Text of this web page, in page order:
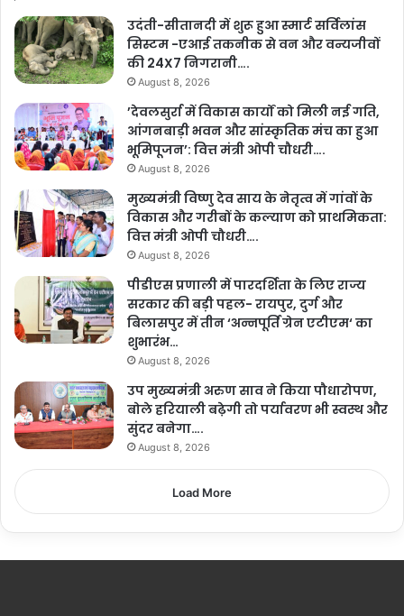
उदंती-सीतानदी में शुरू हुआ स्मार्ट सर्विलांस
सिस्टम -एआई तकनीक से वन और वन्यजीवों
की 24X7 निगरानी….
August 8, 2026
’देवलसुर्रा में विकास कार्यों को मिली नई गति,
आंगनबाड़ी भवन और सांस्कृतिक मंच का हुआ
भूमिपूजन’: वित्त मंत्री ओपी चौधरी….
August 8, 2026
मुख्यमंत्री विष्णु देव साय के नेतृत्व में गांवों के
विकास और गरीबों के कल्याण को प्राथमिकता:
वित्त मंत्री ओपी चौधरी….
August 8, 2026
पीडीएस प्रणाली में पारदर्शिता के लिए राज्य
सरकार की बड़ी पहल- रायपुर, दुर्ग और
बिलासपुर में तीन ‘अन्नपूर्ति ग्रेन एटीएम‘ का
शुभारंभ…
August 8, 2026
उप मुख्यमंत्री अरुण साव ने किया पौधारोपण,
बोले हरियाली बढ़ेगी तो पर्यावरण भी स्वस्थ और
सुंदर बनेगा….
August 8, 2026
Load More